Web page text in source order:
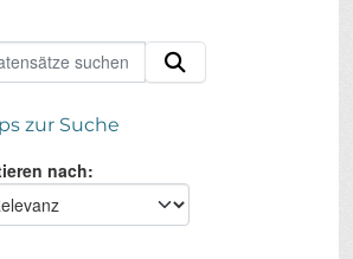
zur Suche
nach